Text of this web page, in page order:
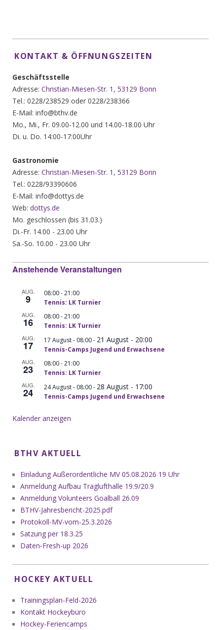
KONTAKT & ÖFFNUNGSZEITEN
Geschäftsstelle
Adresse: Christian-Miesen-Str. 1, 53129 Bonn
Tel.: 0228/238529 oder 0228/238366
E-Mail: info@bthv.de
Mo., Mi., Fr. 09.00-12.00 und 14.00-18.00 Uhr
Di. u. Do. 14:00-17:00Uhr
Gastronomie
Adresse: Christian-Miesen-Str. 1, 53129 Bonn
Tel.: 0228/93390606
E-Mail: info@dottys.de
Web: dottys.de
Mo. geschlossen (bis 31.03.)
Di.-Fr. 14.00 - 23.00 Uhr
Sa.-So. 10.00 - 23.00 Uhr
Anstehende Veranstaltungen
AUG.
9 08:00-21:00
Tennis: LK Turnier
AUG.
16 08:00-21:00
Tennis: LK Turnier
AUG.
17 17 August - 08:00- 21 August - 20:00
Tennis-Camps Jugend und Erwachsene
AUG.
23 08:00-21:00
Tennis: LK Turnier
AUG.
24 24 August - 08:00- 28 August - 17:00
Tennis-Camps Jugend und Erwachsene
Kalender anzeigen
BTHV AKTUELL
Einladung Außerordentliche MV 05.08.2026 19 Uhr
Anmeldung Aufbau Traglufthalle 19.9/20.9
Anmeldung Volunteers Goalball 26.09
BTHV-Jahresbericht-2025.pdf
Protokoll-MV-vom-25.3.2026
Satzung per 18.3.25
Daten-Fresh-up 2026
HOCKEY AKTUELL
Trainingsplan-Feld-2026
Kontakt Hockeybüro
Hockey-Feriencamps